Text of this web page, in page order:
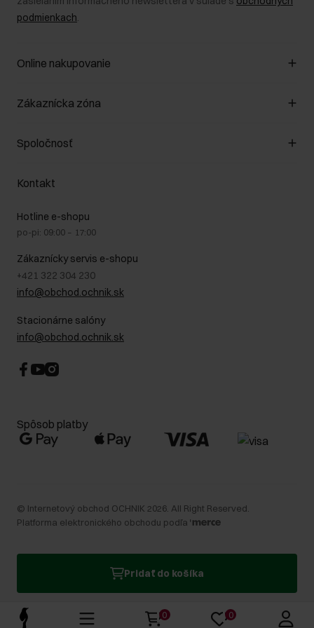
Pridať do košíka
podmienkach.
Online nakupovanie
Spravovať súbory cookie
Spôsob platby
Vrátenie
Zákaznícka zóna
Zákazníky klub
Pravidlá propagácie
Starostlivosť o kožu
Bezpečné nakupovanie
Blog
Najčastejšie kladené otázky (FAQ)
Spoločnosť
O nás
GDPR - Zásady ochrany osobných údajov
Právne informácie
Kontakt
Hotline e-shopu
po-pi: 09:00 – 17:00
Zákaznícky servis e-shopu
+421 322 304 230
info@obchod.ochnik.sk
Stacionárne salóny
info@obchod.ochnik.sk
Spôsob platby
© Internetový obchod OCHNIK 2026 . All Right Reserved.
Platforma elektronického obchodu podľa
0 0